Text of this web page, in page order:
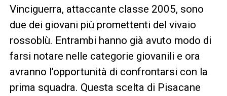
Vinciguerra, attaccante classe 2005, sono
due dei giovani più promettenti del vivaio
rossoblù. Entrambi hanno già avuto modo di
farsi notare nelle categorie giovanili e ora
avranno l’opportunità di confrontarsi con la
prima squadra. Questa scelta di Pisacane